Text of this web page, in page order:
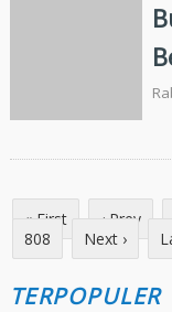
« First ‹ Prev
808
Next ›
TERPOPULER